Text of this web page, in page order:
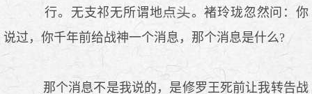
行。无支祁无所谓地
。褚玲珑忽然问：你
说过，你千年前给战神一个消息，那个消息是什么?
那个消息不是我说的，是修罗王死前让我转告战